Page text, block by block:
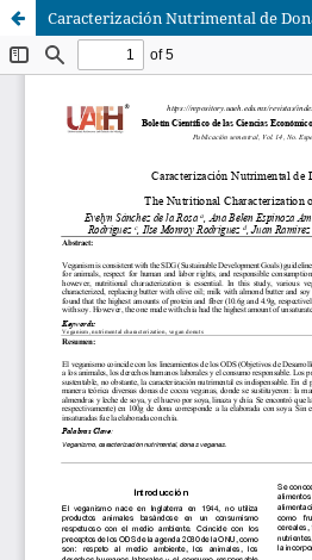
Caracterización Nutrimental de